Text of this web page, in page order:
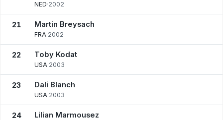
NED·2002
21 Martin Breysach
FRA·2002
22 Toby Kodat
USA·2003
23 Dali Blanch
USA·2003
24 Lilian Marmousez